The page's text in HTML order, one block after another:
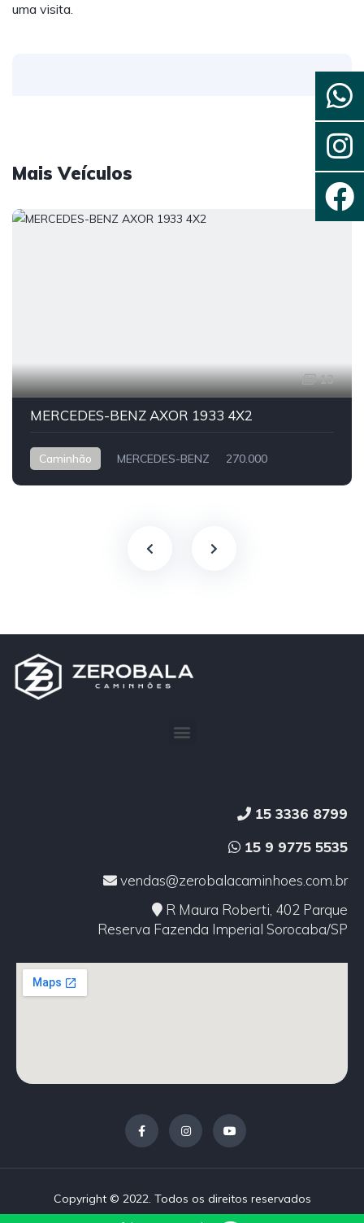
uma visita.
Mais Veículos
13
MERCEDES-BENZ AXOR 1933 4X2
Caminhão MERCEDES-BENZ 270.000
15 3336 8799
15 9 9775 5535
vendas@zerobalacaminhoes.com.br
R Maura Roberti, 402 Parque
Reserva Fazenda Imperial Sorocaba/SP
Copyright © 2022. Todos os direitos reservados